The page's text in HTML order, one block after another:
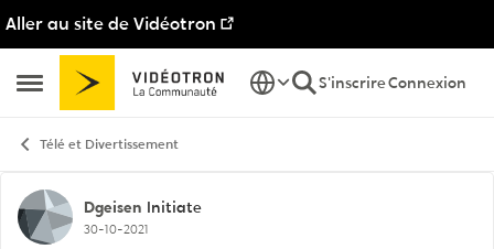
Aller au site de Vidéotron
Ouvrir Menu Latéral
Passer au contenu
S'inscrireConnexion
Télé et Divertissement
Discussion de forum
Dgeisen Initiate
30-10-2021